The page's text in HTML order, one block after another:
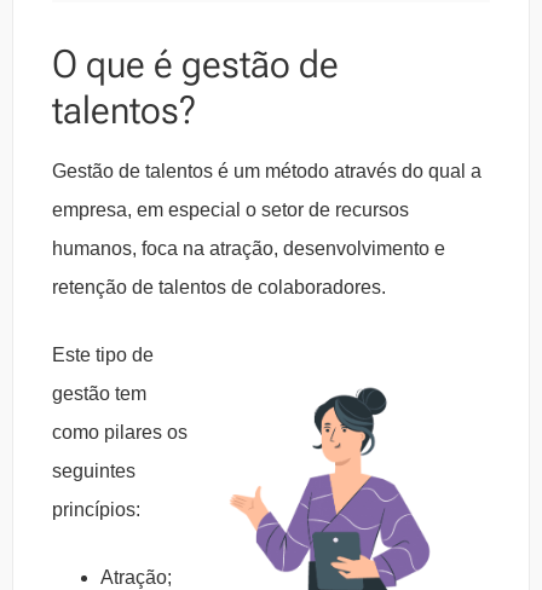
O que é gestão de
talentos?
Gestão de talentos é um método através do qual a
empresa, em especial o setor de recursos
humanos, foca na atração, desenvolvimento e
retenção de talentos de colaboradores.
Este tipo de
gestão tem
como pilares os
seguintes
princípios:
Atração;